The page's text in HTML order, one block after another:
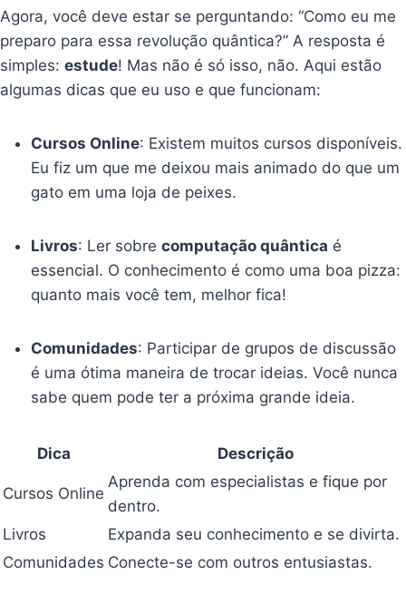
Agora, você deve estar se perguntando: “Como eu me
preparo para essa revolução quântica?” A resposta é
simples:estude! Mas não é só isso, não. Aqui estão
algumas dicas que eu uso e que funcionam:
Cursos Online: Existem muitos cursos disponíveis.
Eu fiz um que me deixou mais animado do que um
gato em uma loja de peixes.
Livros: Ler sobrecomputação quântica é
essencial. O conhecimento é como uma boa pizza:
quanto mais você tem, melhor fica!
Comunidades: Participar de grupos de discussão
é uma ótima maneira de trocar ideias. Você nunca
sabe quem pode ter a próxima grande ideia.
Dica Descrição
Cursos Online
Aprenda com especialistas e fique por
dentro.
Livros
Expanda seu conhecimento e se divirta.
Comunidades Conecte-se com outros entusiastas.